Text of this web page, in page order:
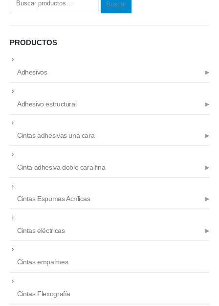
Buscar
PRODUCTOS
Adhesivos
Adhesivo estructural
Cintas adhesivas una cara
Cinta adhesiva doble cara fina
Cintas Espumas Acrílicas
Cintas eléctricas
Cintas empalmes
Cintas Flexografía